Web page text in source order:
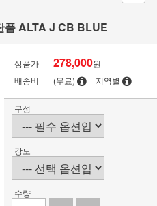
품 ALTA J CB BLUE
상품가 278,000원
배송비
(무료) 지역별
구성
강도
수량